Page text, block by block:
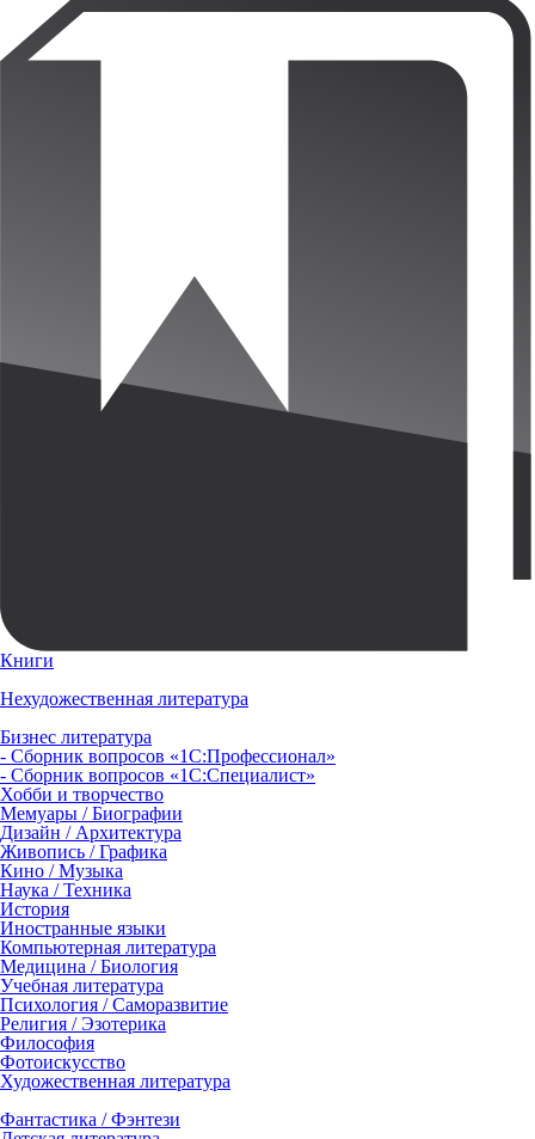
Книги
Нехудожественная литература
Бизнес литература
- Сборник вопросов «1С:Профессионал»
- Сборник вопросов «1С:Специалист»
Хобби и творчество
Мемуары / Биографии
Дизайн / Архитектура
Живопись / Графика
Кино / Музыка
Наука / Техника
История
Иностранные языки
Компьютерная литература
Медицина / Биология
Учебная литература
Психология / Саморазвитие
Религия / Эзотерика
Философия
Фотоискусство
Художественная литература
Фантастика / Фэнтези